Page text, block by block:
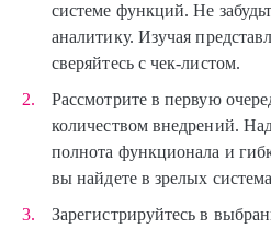
системе функций. Не
аналитику. Изучая
сверяйтесь с чек-листом.
Рассмотрите в первую
количеством внедрений.
полнота функционала и
вы найдете в зрелых
Зарегистрируйтесь в